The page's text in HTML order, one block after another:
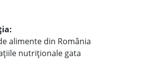
alimente din România
nutriționale gata